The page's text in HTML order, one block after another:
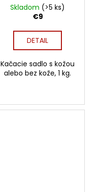
Skladom (>5 ks)
€9
DETAIL
Kačacie sadlo s kožou
alebo bez kože, 1 kg.